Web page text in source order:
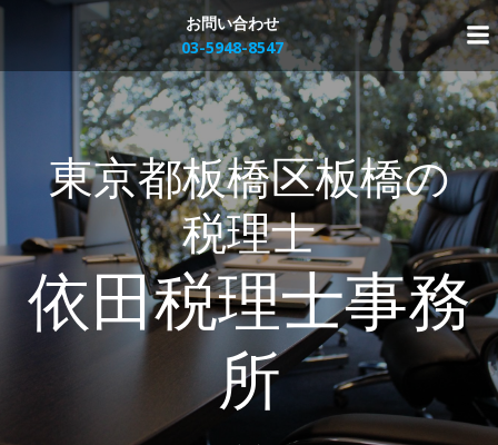
コ
ン
テ
ン
ツ
へ
ス
キ
ッ
プ
お問い合わせ
03-5948-8547
東京都板橋区板橋の
税理士
依田税理士事務
所